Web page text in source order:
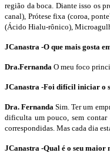
região da boca. Diante isso os
canal), Prótese fixa (coroa,
(Ácido Hialu-rônico),
JCanastra -O que mais gosta
Dra.Fernanda O meu foco
JCanastra -Foi difícil iniciar o
Dra. Fernanda Sim. Ter um
dificulta um pouco, sem contar
correspondidas. Mas cada dia
JCanastra -Qual é o seu maior